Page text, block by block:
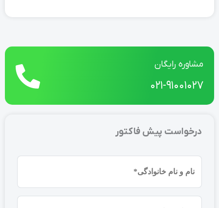
مشاوره رایگان
021-91001027
درخواست پیش فاکتور
نام